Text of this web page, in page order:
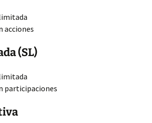
acciones
(SL)
participaciones